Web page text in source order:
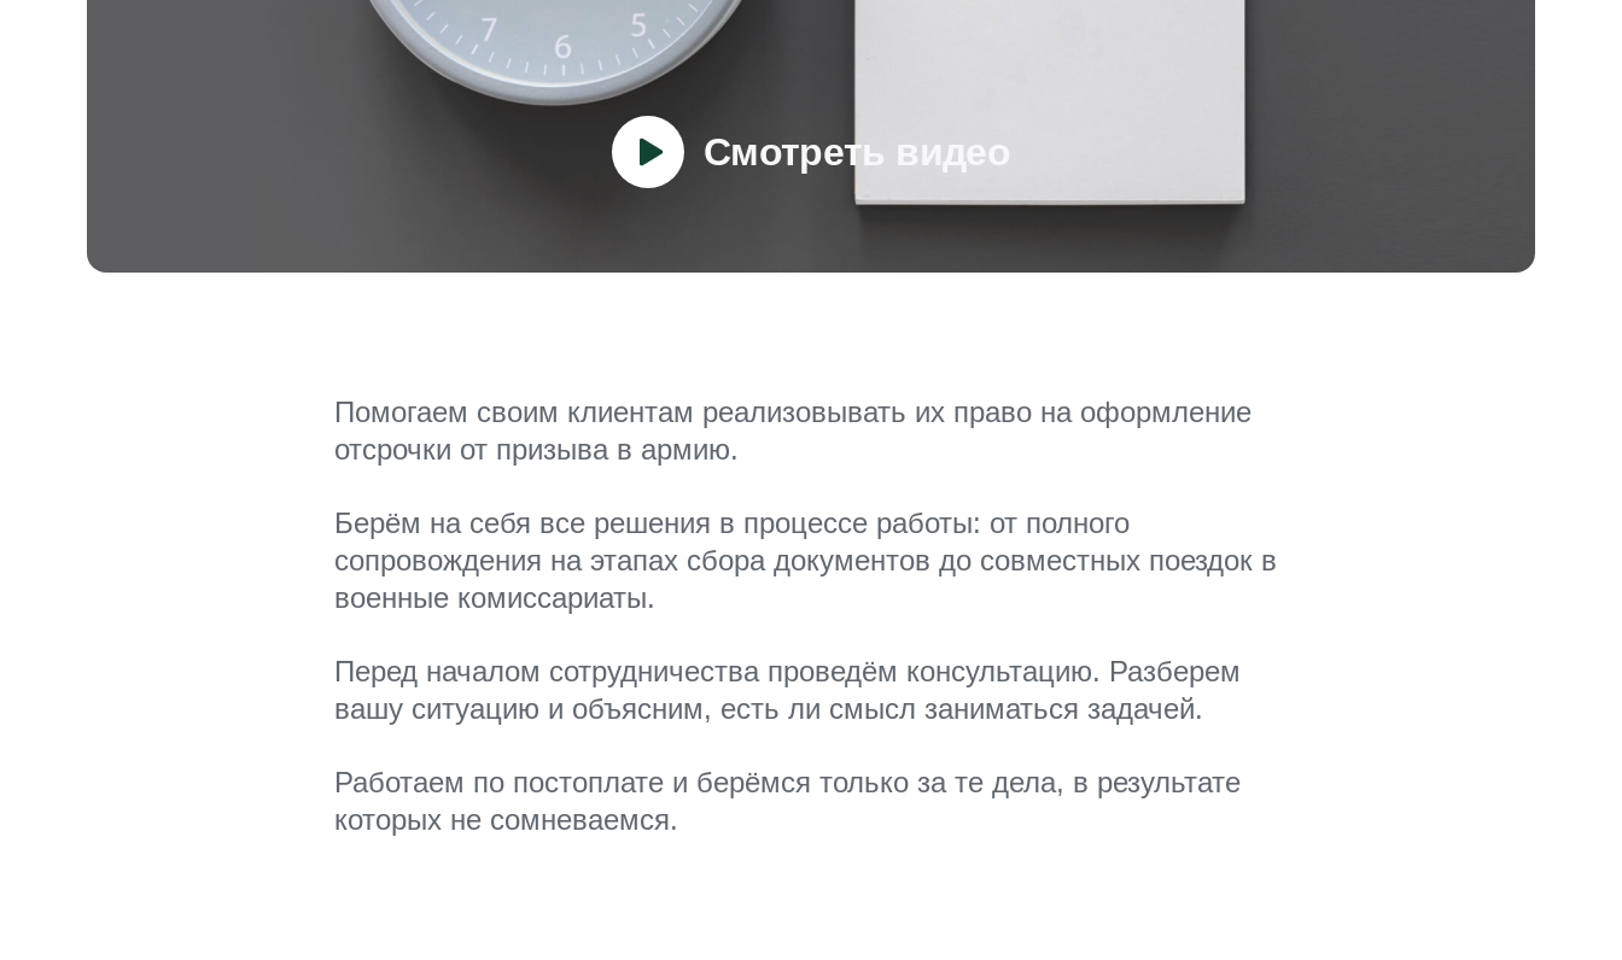
Смотреть видео
Помогаем своим клиентам реализовывать их право на оформление
отсрочки от призыва в армию.
Берём на себя все решения в процессе работы: от полного
сопровождения на этапах сбора документов до совместных поездок в
военные комиссариаты.
Перед началом сотрудничества проведём консультацию. Разберем
вашу ситуацию и объясним, есть ли смысл заниматься задачей.
Работаем по постоплате и берёмся только за те дела, в результате
которых не сомневаемся.